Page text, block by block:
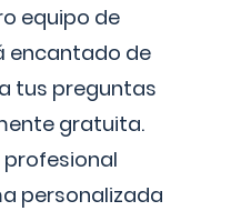
equipo de
encantado de
tus preguntas
gratuita.
personalizada